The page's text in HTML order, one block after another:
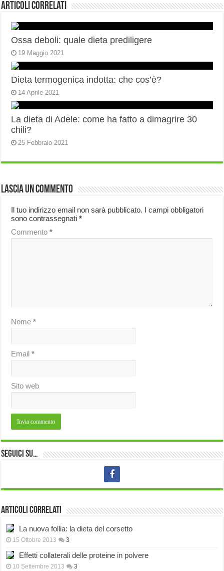
Articoli correlati
Ossa deboli: quale dieta prediligere
19 Maggio 2021
Dieta termogenica indotta: che cos’è?
14 Aprile 2021
La dieta di Adele: come ha fatto a dimagrire 30
chili?
25 Febbraio 2021
Lascia un commento
Il tuo indirizzo email non sarà pubblicato. I campi obbligatori
sono contrassegnati*
Commento*
Nome*
Email*
Sito web
Seguici su…
Articoli correlati
La nuova follia: la dieta del corsetto
15 Ottobre 2013 3
Effetti collaterali delle proteine in polvere
10 Settembre 2013 3